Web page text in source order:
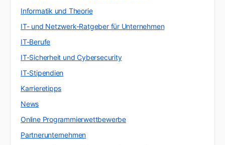
Informatik und Theorie
IT- und Netzwerk-Ratgeber für Unternehmen
IT-Berufe
IT-Sicherheit und Cybersecurity
IT-Stipendien
Karrieretipps
News
Online Programmierwettbewerbe
Partnerunternehmen